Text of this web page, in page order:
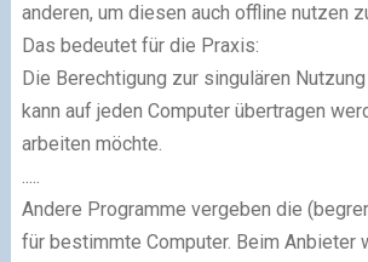
anderen, um diesen auch offline nutzen
Das bedeutet für die Praxis:
Die Berechtigung zur singulären
kann auf jeden Computer übertragen
arbeiten möchte.
.....
Andere Programme vergeben die
für bestimmte Computer. Beim Anbieter